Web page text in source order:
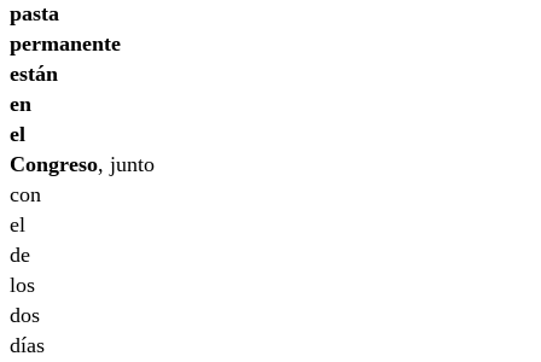
pasta
permanente
están
en
el
Congreso, junto
con
el
de
los
dos
días